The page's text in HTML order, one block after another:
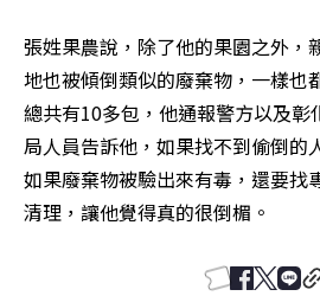
張姓果農說，除了他的果園之外，
地也被傾倒類似的廢棄物，一樣也
總共有10多包，他通報警方以及彰
局人員告訴他，如果找不到偷倒的
如果廢棄物被驗出來有毒，還要找
清理，讓他覺得真的很倒楣。